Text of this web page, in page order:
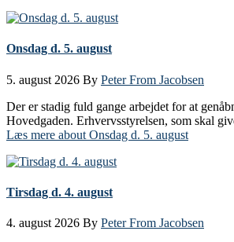
Onsdag d. 5. august
5. august 2026 By Peter From Jacobsen
Der er stadig fuld gange arbejdet for at
Hovedgaden. Erhvervsstyrelsen, som skal
Læs mere about Onsdag d. 5. august
Tirsdag d. 4. august
4. august 2026 By Peter From Jacobsen